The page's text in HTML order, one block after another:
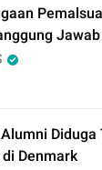
Denmark